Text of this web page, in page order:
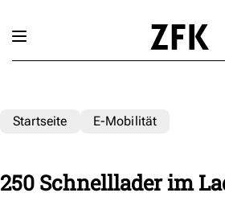
Startseite E-Mobilität
250 Schnelllader im